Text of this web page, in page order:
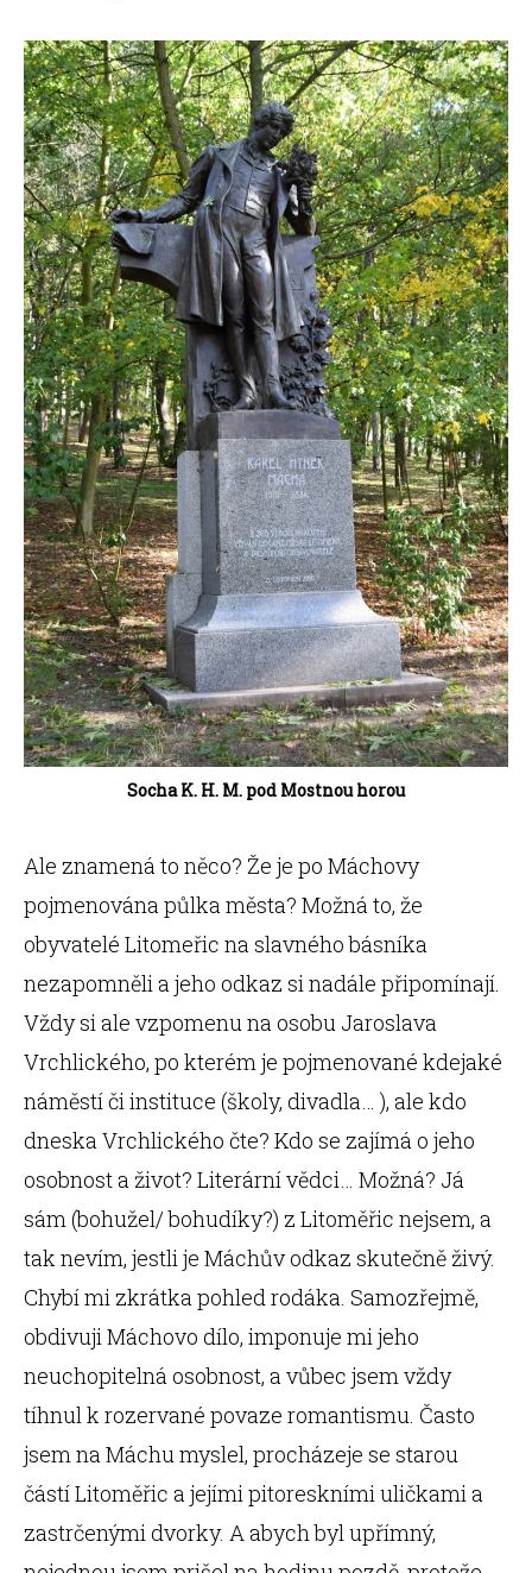
Socha K. H. M. pod Mostnou horou
Ale znamená to něco? Že je po Máchovy
pojmenována půlka města? Možná to, že
obyvatelé Litomeřic na slavného básníka
nezapomněli a jeho odkaz si nadále připomínají.
Vždy si ale vzpomenu na osobu Jaroslava
Vrchlického, po kterém je pojmenované kdejaké
náměstí či instituce (školy, divadla… ), ale kdo
dneska Vrchlického čte? Kdo se zajímá o jeho
osobnost a život? Literární vědci… Možná? Já
sám (bohužel/ bohudíky?) z Litoměřic nejsem, a
tak nevím, jestli je Máchův odkaz skutečně živý.
Chybí mi zkrátka pohled rodáka. Samozřejmě,
obdivuji Máchovo dílo, imponuje mi jeho
neuchopitelná osobnost, a vůbec jsem vždy
tíhnul k rozervané povaze romantismu. Často
jsem na Máchu myslel, procházeje se starou
částí Litoměřic a jejími pitoreskními uličkami a
zastrčenými dvorky. A abych byl upřímný,